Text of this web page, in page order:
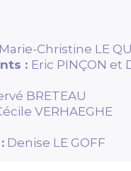
Marie-Christine LE
: Eric PINÇON et
BRETEAU
VERHAEGHE
Denise LE GOFF